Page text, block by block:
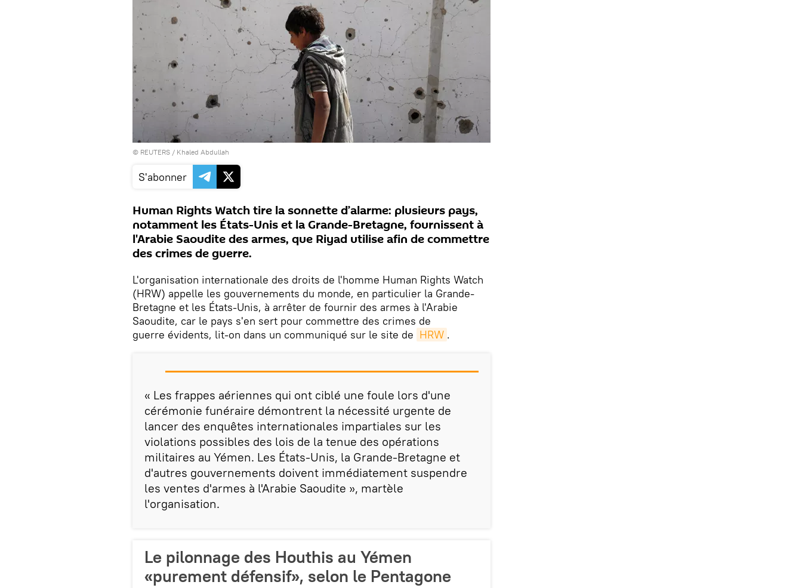
© REUTERS / Khaled Abdullah
S'abonner
Human Rights Watch tire la sonnette d’alarme: plusieurs pays,
notamment les États-Unis et la Grande-Bretagne, fournissent à
l'Arabie Saoudite des armes, que Riyad utilise afin de commettre
des crimes de guerre.
L'organisation internationale des droits de l'homme Human Rights Watch
(HRW) appelle les gouvernements du monde, en particulier la Grande-
Bretagne et les États-Unis, à arrêter de fournir des armes à l'Arabie
Saoudite, car le pays s'en sert pour commettre des crimes de
guerre évidents, lit-on dans un communiqué sur le site de HRW .
« Les frappes aériennes qui ont ciblé une foule lors d'une
cérémonie funéraire démontrent la nécessité urgente de
lancer des enquêtes internationales impartiales sur les
violations possibles des lois de la tenue des opérations
militaires au Yémen. Les États-Unis, la Grande-Bretagne et
d'autres gouvernements doivent immédiatement suspendre
les ventes d'armes à l'Arabie Saoudite », martèle
l'organisation.
Le pilonnage des Houthis au Yémen
«purement défensif», selon le Pentagone